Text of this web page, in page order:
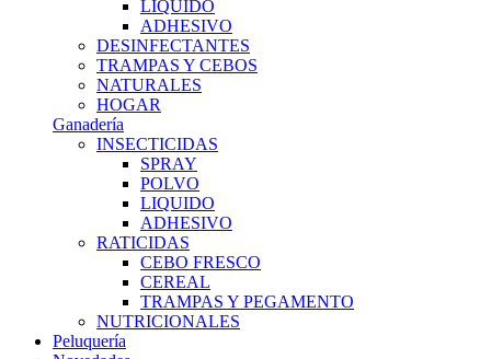
LIQUIDO
ADHESIVO
DESINFECTANTES
TRAMPAS Y CEBOS
NATURALES
HOGAR
Ganadería
INSECTICIDAS
SPRAY
POLVO
LIQUIDO
ADHESIVO
RATICIDAS
CEBO FRESCO
CEREAL
TRAMPAS Y PEGAMENTO
NUTRICIONALES
Peluquería